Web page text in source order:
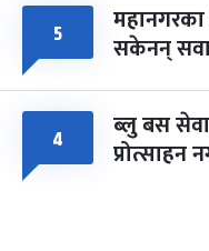
५ सकेनन्
४ ब्लु बस
प्रोत्साहन